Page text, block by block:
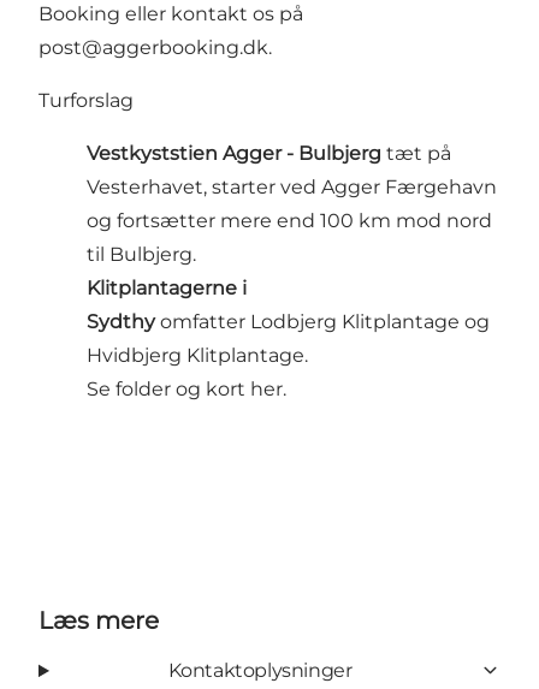
Booking eller kontakt os på
post@aggerbooking.dk.
Turforslag
Vestkyststien Agger - Bulbjerg tæt på
Vesterhavet, starter ved Agger Færgehavn
og fortsætter mere end 100 km mod nord
til Bulbjerg.
Klitplantagerne i
Sydthyomfatter Lodbjerg Klitplantage og
Hvidbjerg Klitplantage.
Se folder og kort her.
Læs mere
Kontaktoplysninger